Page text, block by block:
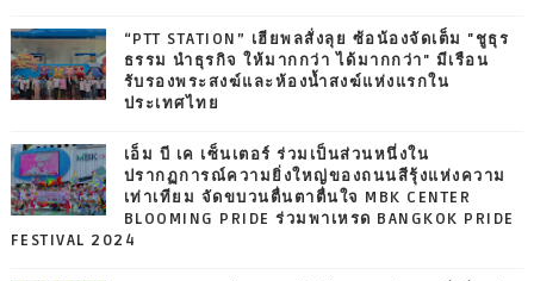
“PTT STATION” เฮียพลสั่งลุย ซ้อน้องจัดเต็ม "ชูธุร
ธรรม นำธุรกิจ ให้มากกว่า ได้มากกว่า" มีเรือน
รับรองพระสงฆ์และห้องน้ำสงฆ์แห่งแรกใน
ประเทศไทย
เอ็ม บี เค เซ็นเตอร์ ร่วมเป็นส่วนหนึ่งใน
ปรากฏการณ์ความยิ่งใหญ่ของถนนสีรุ้งแห่งความ
เท่าเทียม จัดขบวนตื่นตาตื่นใจ MBK CENTER
BLOOMING PRIDE ร่วมพาเหรด BANGKOK PRIDE
FESTIVAL 2024